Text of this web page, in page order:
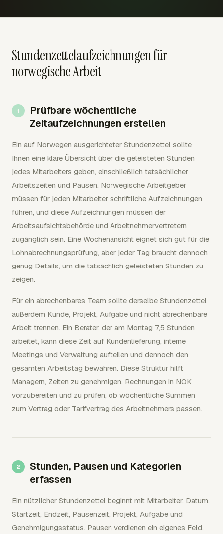
Stundenzettelaufzeichnungen für
norwegische Arbeit
Prüfbare wöchentliche
Zeitaufzeichnungen erstellen
Ein auf Norwegen ausgerichteter Stundenzettel sollte
Ihnen eine klare Übersicht über die geleisteten Stunden
jedes Mitarbeiters geben, einschließlich tatsächlicher
Arbeitszeiten und Pausen. Norwegische Arbeitgeber
müssen für jeden Mitarbeiter schriftliche Aufzeichnungen
führen, und diese Aufzeichnungen müssen der
Arbeitsaufsichtsbehörde und Arbeitnehmervertretern
zugänglich sein. Eine Wochenansicht eignet sich gut für die
Lohnabrechnungsprüfung, aber jeder Tag braucht dennoch
genug Details, um die tatsächlich geleisteten Stunden zu
zeigen.
Für ein abrechenbares Team sollte derselbe Stundenzettel
außerdem Kunde, Projekt, Aufgabe und nicht abrechenbare
Arbeit trennen. Ein Berater, der am Montag 7,5 Stunden
arbeitet, kann diese Zeit auf Kundenlieferung, interne
Meetings und Verwaltung aufteilen und dennoch den
gesamten Arbeitstag bewahren. Diese Struktur hilft
Managern, Zeiten zu genehmigen, Rechnungen in NOK
vorzubereiten und zu prüfen, ob wöchentliche Summen
zum Vertrag oder Tarifvertrag des Arbeitnehmers passen.
Stunden, Pausen und Kategorien
erfassen
Ein nützlicher Stundenzettel beginnt mit Mitarbeiter, Datum,
Startzeit, Endzeit, Pausenzeit, Projekt, Aufgabe und
Genehmigungsstatus. Pausen verdienen ein eigenes Feld,